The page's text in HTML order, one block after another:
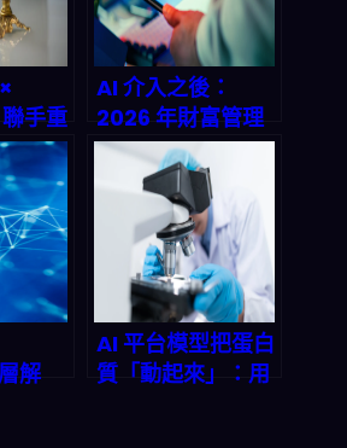
手重
律師
的全
生
AI 介入之後：
2026 年財富管理
顧問費率壓縮、交
易鏈重組與新收入
模型怎麼活下去？
解
AI 平台模型把蛋白
質「動起來」：用